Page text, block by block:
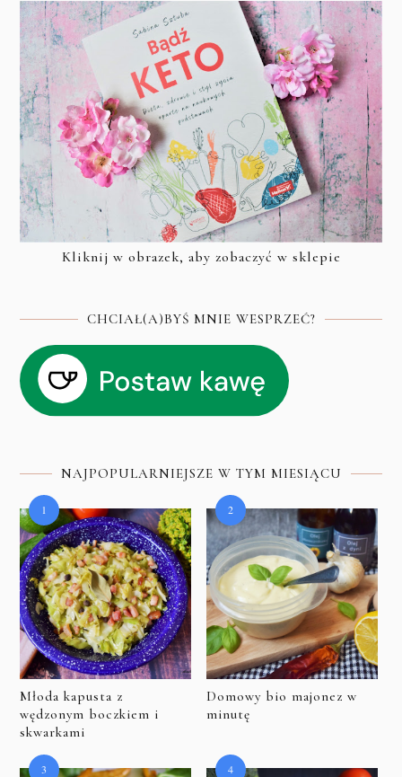
Kliknij w obrazek, aby zobaczyć w sklepie
CHCIAŁ(A)BYŚ MNIE WESPRZEĆ?
NAJPOPULARNIEJSZE W TYM MIESIĄCU
Młoda kapusta z
wędzonym boczkiem i
skwarkami
Domowy bio majonez w
minutę